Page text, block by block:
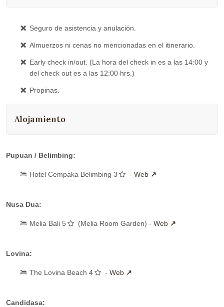
Seguro de asistencia y anulación.
Almuerzos ni cenas no mencionadas en el itinerario.
Early check in/out. (La hora del check in es a las 14:00 y
del check out es a las 12:00 hrs.)
Propinas.
Alojamiento
Pupuan / Belimbing:
Hotel Cempaka Belimbing 3 - Web
Nusa Dua:
Melia Bali 5 (Melia Room Garden) - Web
Lovina:
The Lovina Beach 4 - Web
Candidasa: